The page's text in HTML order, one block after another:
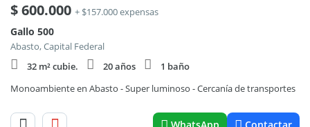
$600.000 + $157.000 expensas
Gallo 500
Abasto, Capital Federal
32 m² cubie.
20 años
1 baño
Monoambiente en Abasto - Super luminoso - Cercanía de transportes